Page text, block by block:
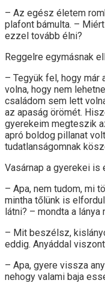
– Az egész életem
plafont bámulta. –
ezzel tovább élni?
Reggelre egymásnak
– Tegyük fel, hogy már
volna, hogy nem
családom sem lett
az apaság örömét.
gyerekeim megteszik
apró boldog pillanat
tudatlanságomnak
Vasárnap a gyerekei is
– Apa, nem tudom, mi
mintha tőlünk is
látni? – mondta a lánya
– Mit beszélsz,
eddig. Anyáddal
– Apa, gyere vissza
nehogy valami baja